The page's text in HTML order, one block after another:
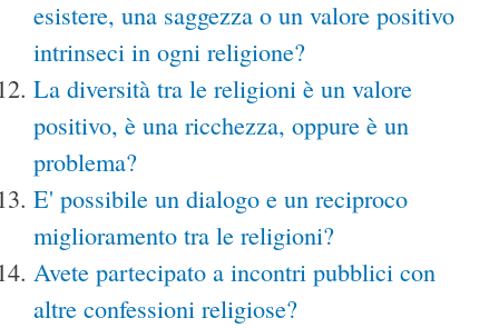
esistere, una saggezza o un valore positivo
intrinseci in ogni religione?
La diversità tra le religioni è un valore
positivo, è una ricchezza, oppure è un
problema?
E' possibile un dialogo e un reciproco
miglioramento tra le religioni?
Avete partecipato a incontri pubblici con
altre confessioni religiose?